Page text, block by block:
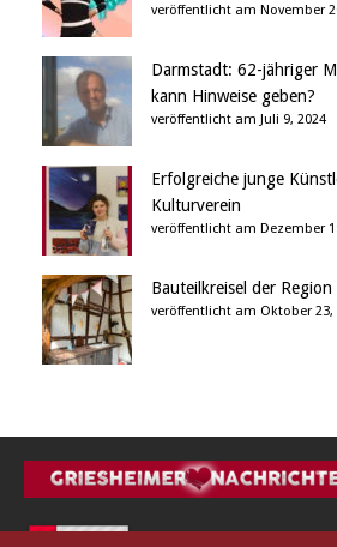
veröffentlicht am November
Darmstadt: 62-jähriger
kann Hinweise geben?
veröffentlicht am Juli 9, 2024
Erfolgreiche junge
Kulturverein
veröffentlicht am Dezember
Bauteilkreisel der
veröffentlicht am Oktober 23,